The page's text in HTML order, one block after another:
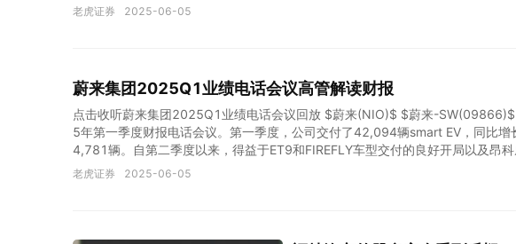
实现我们之前设定的年底前蔚来主品牌月销量3万辆的目标呢？这是我的第一个
老虎证券 2025-06-05
蔚来集团2025Q1业绩电话会议高管解读财报
点击收听蔚来集团2025Q1业绩电话会议回放 $蔚来(NIO)$ $蔚来-
5年第一季度财报电话会议。第一季度，公司交付了42,094辆smart EV，同比
4,781辆。自第二季度以来，得益于ET9和FIREFLY车型交付的良好开局以及昂
4月和5月，特斯拉总交付量分别为23,900辆和23,231辆。5月下旬，我们成功
月16日，全新ES6、EC6上市，20日开始交付；5月25日
老虎证券 2025-06-05